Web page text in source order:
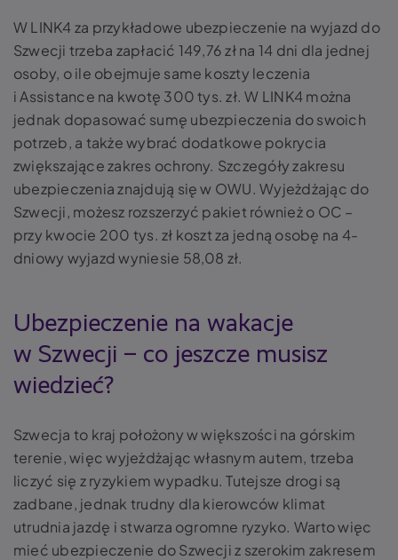
W LINK4 za przykładowe ubezpieczenie na wyjazd do
Szwecji trzeba zapłacić 149,76 zł na 14 dni dla jednej
osoby, o ile obejmuje same koszty leczenia
i Assistance na kwotę 300 tys. zł. W LINK4 można
jednak dopasować sumę ubezpieczenia do swoich
potrzeb, a także wybrać dodatkowe pokrycia
zwiększające zakres ochrony. Szczegóły zakresu
ubezpieczenia znajdują się w OWU. Wyjeżdżając do
Szwecji, możesz rozszerzyć pakiet również o OC –
przy kwocie 200 tys. zł koszt za jedną osobę na 4-
dniowy wyjazd wyniesie 58,08 zł.
Ubezpieczenie na wakacje
w Szwecji – co jeszcze musisz
wiedzieć?
Szwecja to kraj położony w większości na górskim
terenie, więc wyjeżdżając własnym autem, trzeba
liczyć się z ryzykiem wypadku. Tutejsze drogi są
zadbane, jednak trudny dla kierowców klimat
utrudnia jazdę i stwarza ogromne ryzyko. Warto więc
mieć ubezpieczenie do Szwecji z szerokim zakresem